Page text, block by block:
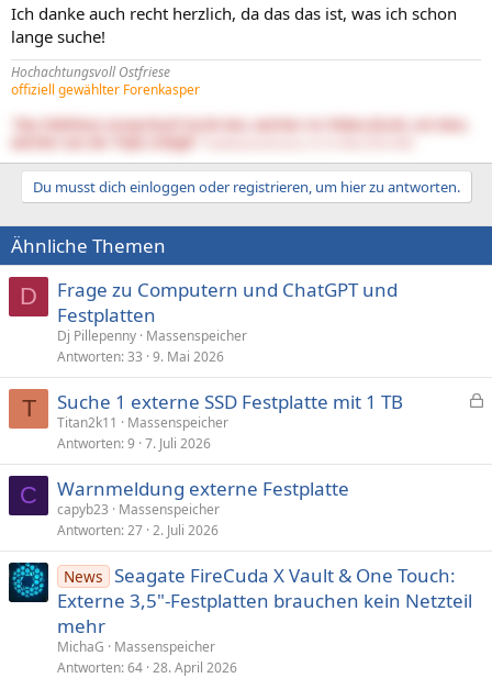
Ich danke auch recht herzlich, da das das ist, was ich schon
lange suche!
Hochachtungsvoll Ostfriese
offiziell gewählter Forenkasper
"Das Publikum verwechselt leicht den, welcher im Trüben fischt, mit dem,
Du musst dich einloggen oder registrieren, um hier zu antworten.
Ähnliche Themen
D
Frage zu Computern und ChatGPT und
Festplatten
Dj Pillepenny Massenspeicher
Antworten 33 9. Mai 2026
T
p
Suche 1 externe SSD Festplatte mit 1 TB
Titan2k11
Massenspeicher
Antworten 9 7. Juli 2026
C Warnmeldung externe Festplatte
capyb23
Massenspeicher
Antworten 27 2. Juli 2026
News Seagate FireCuda X Vault & One Touch:
Externe 3,5"-Festplatten brauchen kein Netzteil
mehr
MichaG
Massenspeicher
Antworten 64 28. April 2026